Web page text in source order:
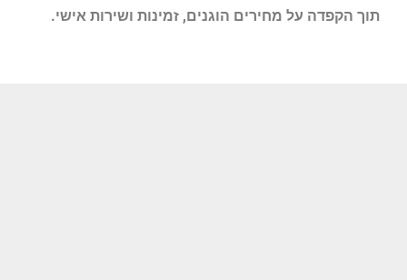
תוך הקפדה על מחירים הוגנים, זמינות ושירות אישי.